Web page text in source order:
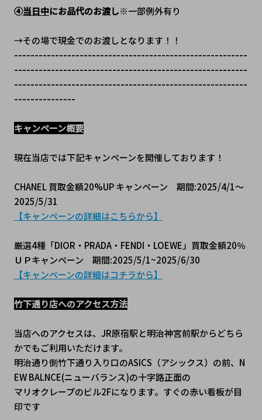
④当日中にお品代のお渡し※一部例外有り
→その場で現金でのお渡しとなります！！
---------------------------------------------------------
---------------------------------------------------------
---------------------------------------------------------
---------------
キャンペーン概要
現在当店では下記キャンペーンを開催しております！
CHANEL 買取金額20%UP キャンペーン　期間:2025/4/1～
2025/5/31
【キャンペーンの詳細はこちらから】
厳選4種「DIOR・PRADA・FENDI・LOEWE」買取金額20％
ＵＰキャンペーン　期間:2025/5/1~2025/6/30
【キャンペーンの詳細はコチラから】
竹下通り店へのアクセス方法
当店へのアクセスは、JR原宿駅と明治神宮前駅からどちら
かでもご利用いただけます。
明治通り側竹下通り入り口のASICS（アシックス）の前、N
EW BALNCE(ニューバランス)の十字路正面の
マリオクレープのビル2Fになります。すぐの赤い看板が目
印です